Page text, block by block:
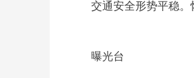
交通安全形势平稳。
曝光台